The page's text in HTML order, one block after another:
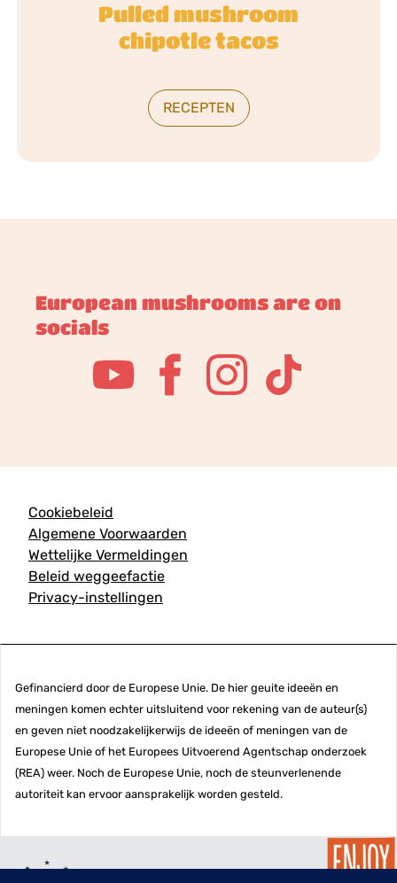
Pulled mushroom
chipotle tacos
RECEPTEN
European mushrooms are on
socials
Cookiebeleid
Algemene Voorwaarden
Wettelijke Vermeldingen
Beleid weggeefactie
Privacy-instellingen
Gefinancierd door de Europese Unie. De hier geuite ideeën en
meningen komen echter uitsluitend voor rekening van de auteur(s)
en geven niet noodzakelijkerwijs de ideeën of meningen van de
Europese Unie of het Europees Uitvoerend Agentschap onderzoek
(REA) weer. Noch de Europese Unie, noch de steunverlenende
autoriteit kan ervoor aansprakelijk worden gesteld.